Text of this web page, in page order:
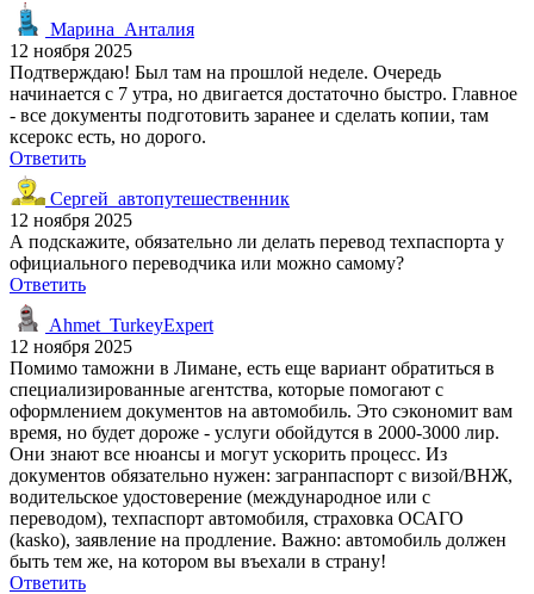
Марина_Анталия
12 ноября 2025
Подтверждаю! Был там на прошлой неделе. Очередь
начинается с 7 утра, но двигается достаточно быстро. Главное
- все документы подготовить заранее и сделать копии, там
ксерокс есть, но дорого.
Ответить
Сергей_автопутешественник
12 ноября 2025
А подскажите, обязательно ли делать перевод техпаспорта у
официального переводчика или можно самому?
Ответить
Ahmet_TurkeyExpert
12 ноября 2025
Помимо таможни в Лимане, есть еще вариант обратиться в
специализированные агентства, которые помогают с
оформлением документов на автомобиль. Это сэкономит вам
время, но будет дороже - услуги обойдутся в 2000-3000 лир.
Они знают все нюансы и могут ускорить процесс. Из
документов обязательно нужен: загранпаспорт с визой/ВНЖ,
водительское удостоверение (международное или с
переводом), техпаспорт автомобиля, страховка ОСАГО
(kasko), заявление на продление. Важно: автомобиль должен
быть тем же, на котором вы въехали в страну!
Ответить